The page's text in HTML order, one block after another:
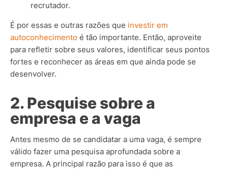
recrutador.
É por essas e outras razões que investir em
autoconhecimento é tão importante. Então, aproveite
para refletir sobre seus valores, identificar seus pontos
fortes e reconhecer as áreas em que ainda pode se
desenvolver.
2. Pesquise sobre a
empresa e a vaga
Antes mesmo de se candidatar a uma vaga, é sempre
válido fazer uma pesquisa aprofundada sobre a
empresa. A principal razão para isso é que as